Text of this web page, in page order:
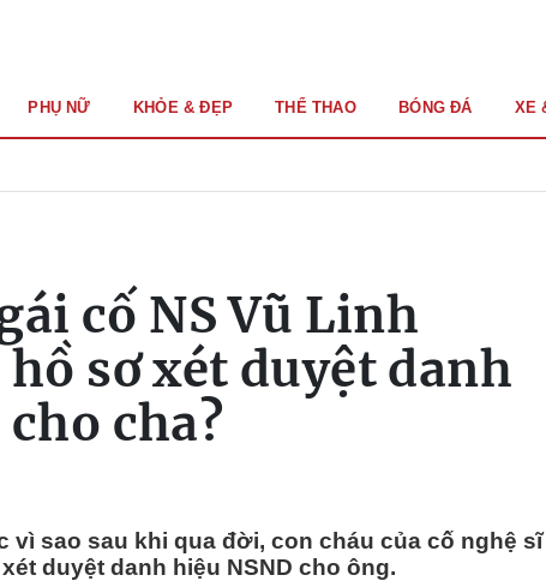
PHỤ NỮ KHỎE & ĐẸP THỂ THAO BÓNG ĐÁ XE
cố NS Vũ Linh
sơ xét duyệt danh
cha?
vì sao sau khi qua đời, con cháu của cố nghệ sĩ
duyệt danh hiệu NSND cho ông.